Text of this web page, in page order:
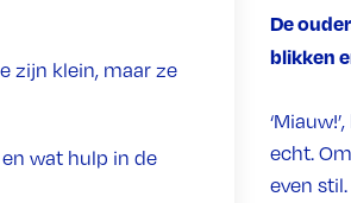
zijn klein, maar ze
wat hulp in de
De
blikken
echt.
even